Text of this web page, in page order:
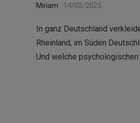
Miriam 14/02/2025
In ganz Deutschland
Rheinland, im Süden
Und welche